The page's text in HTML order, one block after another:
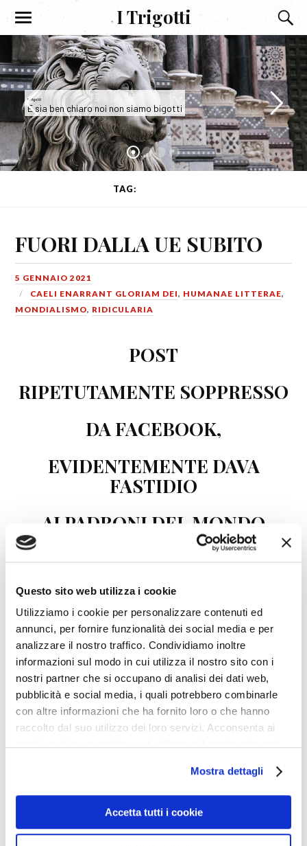
Questo sito web utilizza i cookie
Utilizziamo i cookie per personalizzare contenuti ed
annunci, per fornire funzionalità dei social media e per
analizzare il nostro traffico. Condividiamo inoltre
informazioni sul modo in cui utilizza il nostro sito con i
nostri partner che si occupano di analisi dei dati web,
pubblicità e social media, i quali potrebbero combinarle
con altre informazioni che ha fornito loro o che hanno
raccolto dal suo utilizzo dei loro servizi. Acconsenta ai
Mostra dettagli
Accetta tutti i cookie
I Trigotti
I Trigotti
E sia ben chiaro noi non siamo bigotti
TAG:
FUORI DALLA UE SUBITO
5 GENNAIO 2021
CAELI ENARRANT GLORIAM DEI, HUMANAE LITTERAE,
MONDIALISMO, RIDICULARIA
POST
RIPETUTAMENTE SOPPRESSO
DA FACEBOOK,
EVIDENTEMENTE DAVA
FASTIDIO
AI PADRONI DEL MONDO